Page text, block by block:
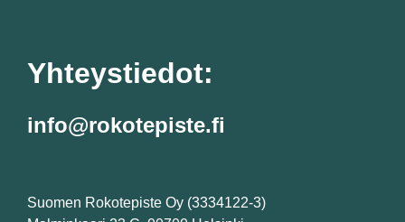
Yhteystiedot:
info@rokotepiste.fi
Suomen Rokotepiste Oy (3334122-3)